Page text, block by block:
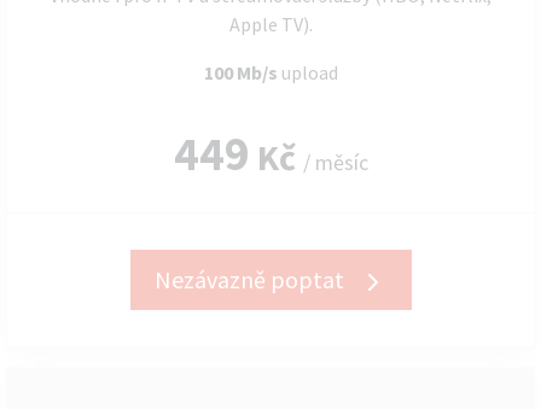
Apple TV).
100 Mb/s upload
449 Kč / měsíc
Nezávazně poptat